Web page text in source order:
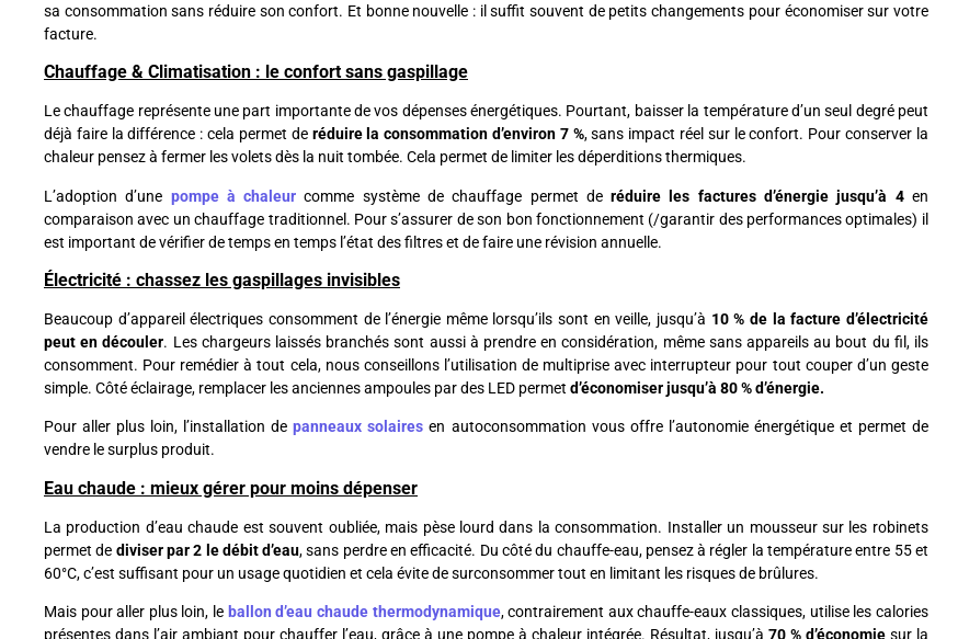
sa consommation sans réduire son confort. Et bonne nouvelle : il suffit souvent de petits changements pour économiser sur votre
facture.
Chauffage & Climatisation : le confort sans gaspillage
Le chauffage représente une part importante de vos dépenses énergétiques. Pourtant, baisser la température d’un seul degré peut
déjà faire la différence : cela permet de réduire la consommation d’environ 7 %, sans impact réel sur le confort. Pour conserver la
chaleur pensez à fermer les volets dès la nuit tombée. Cela permet de limiter les déperditions thermiques.
L’adoption d’une pompe à chaleur comme système de chauffage permet deréduire les factures d’énergie jusqu’à 4en
comparaison avec un chauffage traditionnel. Pour s’assurer de son bon fonctionnement (/garantir des performances optimales) il
est important de vérifier de temps en temps l’état des filtres et de faire une révision annuelle.
Électricité : chassez les gaspillages invisibles
Beaucoup d’appareil électriques consomment de l’énergie même lorsqu’ils sont en veille, jusqu’à 10 % de la facture d’électricité
peut en découler. Les chargeurs laissés branchés sont aussi à prendre en considération, même sans appareils au bout du fil, ils
consomment. Pour remédier à tout cela, nous conseillons l’utilisation de multiprise avec interrupteur pour tout couper d’un geste
simple. Côté éclairage, remplacer les anciennes ampoules par des LED permet d’économiser jusqu’à 80 % d’énergie.
Pour aller plus loin, l’installation depanneaux solaires en autoconsommation vous offre l’autonomie énergétique et permet de
vendre le surplus produit.
Eau chaude : mieux gérer pour moins dépenser
La production d’eau chaude est souvent oubliée, mais pèse lourd dans la consommation. Installer un mousseur sur les robinets
permet de diviser par 2 le débit d’eau, sans perdre en efficacité. Du côté du chauffe-eau, pensez à régler la température entre 55 et
60°C, c’est suffisant pour un usage quotidien et cela évite de surconsommer tout en limitant les risques de brûlures.
Mais pour aller plus loin, le ballon d’eau chaude thermodynamique, contrairement aux chauffe-eaux classiques, utilise les calories
présentes dans l’air ambiant pour chauffer l’eau, grâce à une pompe à chaleur intégrée. Résultat, jusqu’à 70 % d’économiesur la